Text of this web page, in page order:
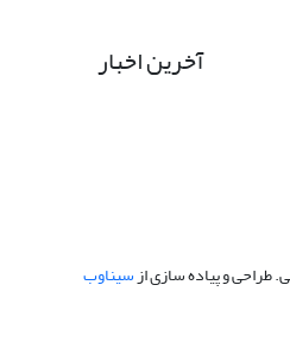
آخرین اخبار
طراحی و پیاده سازی ازسیناوب